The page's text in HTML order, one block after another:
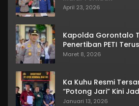
April 23, 2026
Kapolda Gorontalo
Penertiban PETI
Maret 8, 2026
Ka Kuhu Resmi
“Potong Jari” Kini
Januari 13, 2026